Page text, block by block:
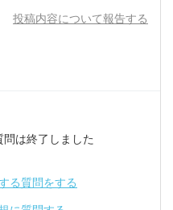
投稿内容について報告する
は終了しました
る質問をする